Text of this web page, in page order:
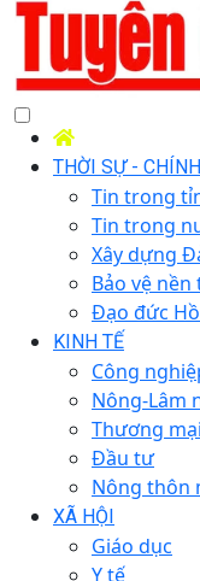
THỜI SỰ -
Tin trong
Tin trong
Xây dựng
Bảo vệ
Đạo đức
KINH TẾ
Công
Nông-Lâm
Thương
Đầu tư
Nông thôn
XÃ HỘI
Giáo dục
Y tế